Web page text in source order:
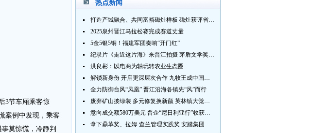
3节车厢乘客惊
案例中发现，乘客
莫惊慌，冷静判
热点新闻
打造产城融合、共同富裕磁灶样板 磁灶获评省级乡村振兴示范乡镇
2025泉州晋江马拉松赛完成赛道丈量
5金5银5铜！福建军团奏响“开门红”
纪录片《走近这片海》来晋江拍摄 茅盾文学奖得主麦家探寻晋江“海海”人生
洪良彬：以电商为轴玩转农业生态圈
解锁新身份 开启更深层次合作 九牧王成中国奥委会官方赞助商
全力防御台风“凤凰” 晋江沿海各镇先“风”而行
废弃矿山披绿装 多元修复换新颜 英林镇大觉山片区废弃矿山生态修复项目通过验收
意向成交额580万美元 晋企“尼日利亚行”收获满满
拿下鼎革奖、拉姆·查兰管理实践奖 安踏集团获企业管理权威奖项